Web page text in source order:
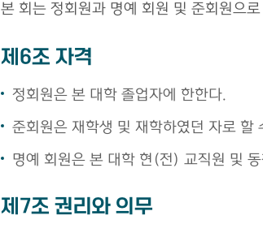
본 회는 정회원과 명예 회원 및 준회원으
제6조 자격
정회원은 본 대학 졸업자에 한한다.
준회원은 재학생 및 재학하였던 자로 할
명예 회원은 본 대학 현(전) 교직원 및
제7조 권리와 의무